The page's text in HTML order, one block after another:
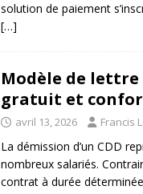
solution de paiement
[…]
Modèle de lettre
gratuit et
avril 13, 2026 Francis
La démission d’un CDD
nombreux salariés.
contrat à durée